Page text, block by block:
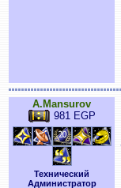
A.Mansurov
981 EGP
Технический
Администратор